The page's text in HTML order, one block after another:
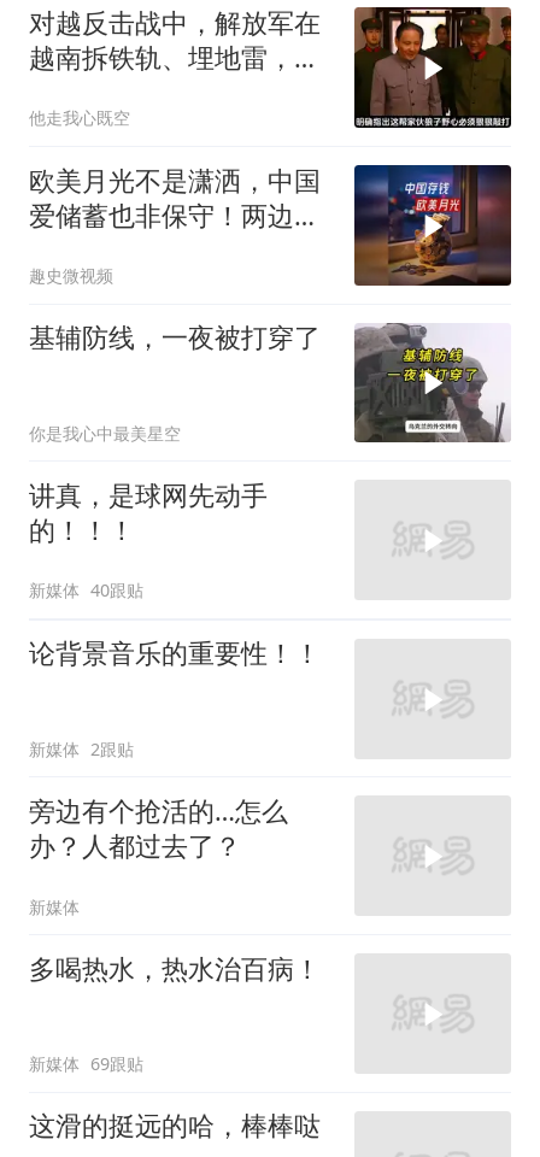
对越反击战中，解放军在
越南拆铁轨、埋地雷，是
他走我心既空
欧美月光不是潇洒，中国
爱储蓄也非保守！两边究
趣史微视频
基辅防线，一夜被打穿了
你是我心中最美星空
讲真，是球网先动手
的！！！
新媒体 40跟贴
论背景音乐的重要性！！
新媒体 2跟贴
旁边有个抢活的…怎么
办？人都过去了？
新媒体
多喝热水，热水治百病！
新媒体 69跟贴
这滑的挺远的哈，棒棒哒